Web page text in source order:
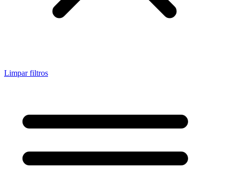
Limpar filtros